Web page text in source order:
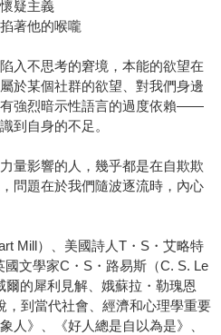
疑主義
著他的喉嚨
入不思考的窘境，本能的欲望在
於某個社群的欲望、對我們身邊
強烈暗示性語言的過度依賴——
到自身的不足。
量影響的人，幾乎都是在自欺欺
問題在於我們隨波逐流時，內心
Mill）、美國詩人T・S・艾略特
國文學家C・S・路易斯（C. S. Le
的犀利見解、娥蘇拉・勒瑰恩
，到當代社會、經濟和心理學重要
人》、《好人總是自以為是》、